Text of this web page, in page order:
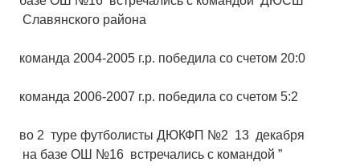
Славянского района
команда 2004-2005 г.р. победила со счетом 20:0
команда 2006-2007 г.р. победила со счетом 5:2
во 2 туре футболисты ДЮКФП №2 13 декабря
на базе ОШ №16 встречались с командой ”